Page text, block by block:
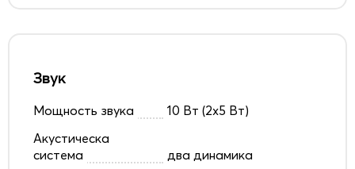
Звук
Мощность звука
10 Вт (2х5 Вт)
Акустическа
система
два динамика